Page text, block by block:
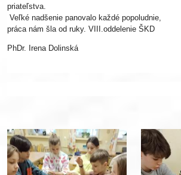
priateľstva.
Veľké nadšenie panovalo každé popoludnie,
práca nám šla od ruky. VIII.oddelenie ŠKD
PhDr. Irena Dolinská